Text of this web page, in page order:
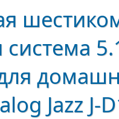
система
Jazz J-